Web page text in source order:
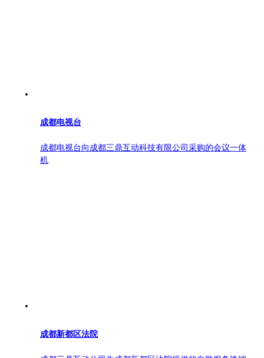
成都电视台
成都电视台向成都三鼎互动科技有限公司采购的会议一体
机
成都新都区法院